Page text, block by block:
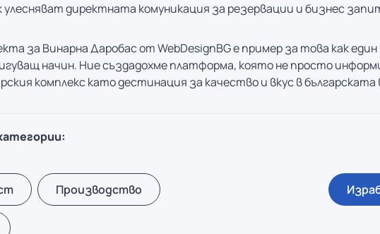
директната комуникация за резервации и бизнес
за Винарна Даробас от WebDesignBG е пример за това как
начин. Ние създадохме платформа, която не просто
комплекс като дестинация за качество и вкус в българската
Производство